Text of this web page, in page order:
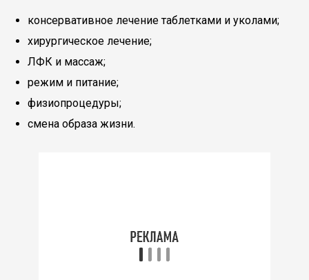
консервативное лечение таблетками и уколами;
хирургическое лечение;
ЛФК и массаж;
режим и питание;
физиопроцедуры;
смена образа жизни.